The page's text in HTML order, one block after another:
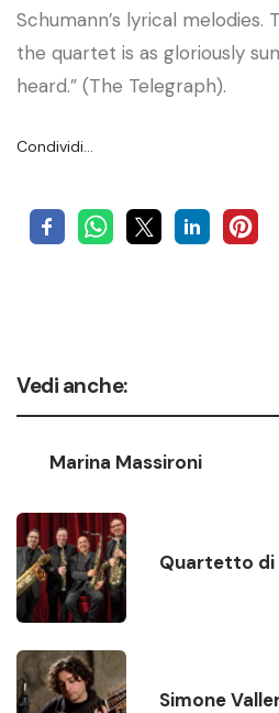
Schumann’s lyrical
the quartet is as gloriously
heard.” (The Telegraph).
Condividi…
Vedi anche:
Marina Massironi
Quartetto di
Simone